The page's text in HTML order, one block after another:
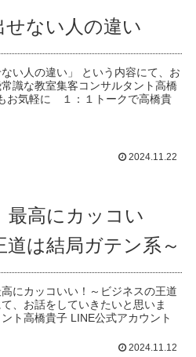
せない人の違い
い人の違い」 という内容にて、お
識な教室集客コンサルタント高橋
お気軽に １：１トークで高橋貴
2024.11.22
最高にカッコい
は結局ガテン系～
にカッコいい！～ビジネスの王道
、お話をしていきたいと思いま
ト高橋貴子 LINE公式アカウント
2024.11.12